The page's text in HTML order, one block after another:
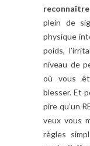
plein de
physique
poids,
niveau de
où vous
blesser. Et
pire qu’un
veux vous
règles